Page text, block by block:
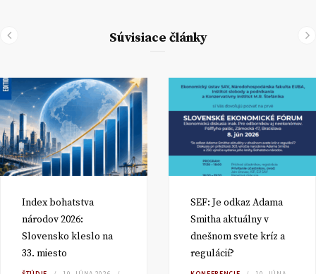
Súvisiace články
Index bohatstva
národov 2026:
Slovensko kleslo na
33. miesto
SEF: Je odkaz Adama
Smitha aktuálny v
dnešnom svete kríz a
regulácií?